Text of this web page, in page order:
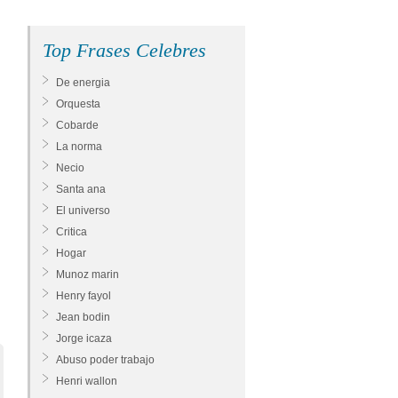
Top Frases Celebres
De energia
Orquesta
Cobarde
La norma
Necio
Santa ana
El universo
Critica
Hogar
Munoz marin
Henry fayol
Jean bodin
Jorge icaza
Abuso poder trabajo
Henri wallon